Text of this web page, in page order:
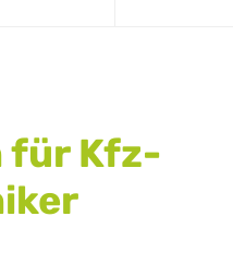
für Kfz-